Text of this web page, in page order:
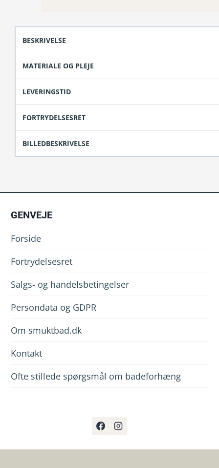
antal
BESKRIVELSE
MATERIALE OG PLEJE
LEVERINGSTID
FORTRYDELSESRET
BILLEDBESKRIVELSE
GENVEJE
Forside
Fortrydelsesret
Salgs- og handelsbetingelser
Persondata og GDPR
Om smuktbad.dk
Kontakt
Ofte stillede spørgsmål om badeforhæng